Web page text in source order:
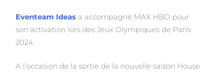
Eventeam Ideas a accompagné MAX HBO pour
son activation lors des Jeux Olympiques de Paris
2024.
A l’occasion de la sortie de la nouvelle saison House